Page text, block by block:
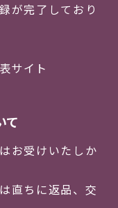
が完了しており
サイト
て
お受けいたしか
直ちに返品、交